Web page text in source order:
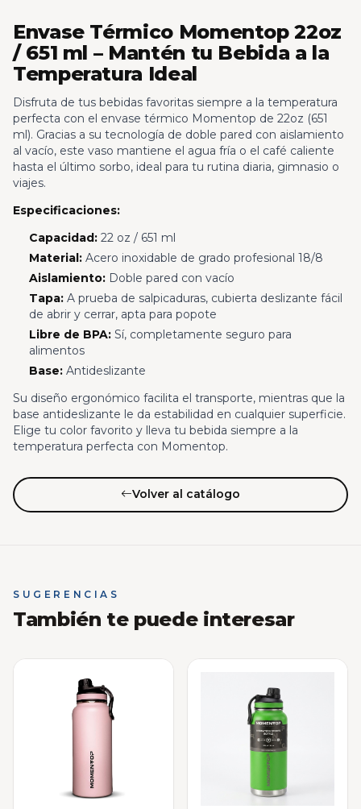
Envase Térmico Momentop 22oz
/ 651 ml – Mantén tu Bebida a la
Temperatura Ideal
Disfruta de tus bebidas favoritas siempre a la temperatura
perfecta con el envase térmico Momentop de 22oz (651
ml). Gracias a su tecnología de doble pared con aislamiento
al vacío, este vaso mantiene el agua fría o el café caliente
hasta el último sorbo, ideal para tu rutina diaria, gimnasio o
viajes.
Especificaciones:
Capacidad:22 oz / 651 ml
Material:Acero inoxidable de grado profesional 18/8
Aislamiento:Doble pared con vacío
Tapa:A prueba de salpicaduras, cubierta deslizante fácil
de abrir y cerrar, apta para popote
Libre de BPA:Sí, completamente seguro para
alimentos
Base:Antideslizante
Su diseño ergonómico facilita el transporte, mientras que la
base antideslizante le da estabilidad en cualquier superficie.
Elige tu color favorito y lleva tu bebida siempre a la
temperatura perfecta con Momentop.
Volver al catálogo
SUGERENCIAS
También te puede interesar